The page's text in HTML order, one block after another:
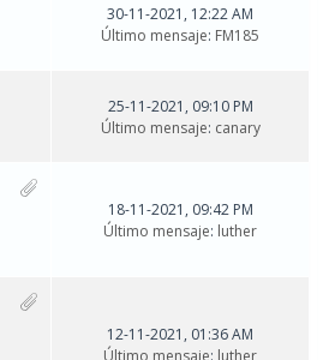
30-11-2021, 12:22 AM
Último mensaje: FM185
25-11-2021, 09:10 PM
Último mensaje: canary
18-11-2021, 09:42 PM
Último mensaje: luther
12-11-2021, 01:36 AM